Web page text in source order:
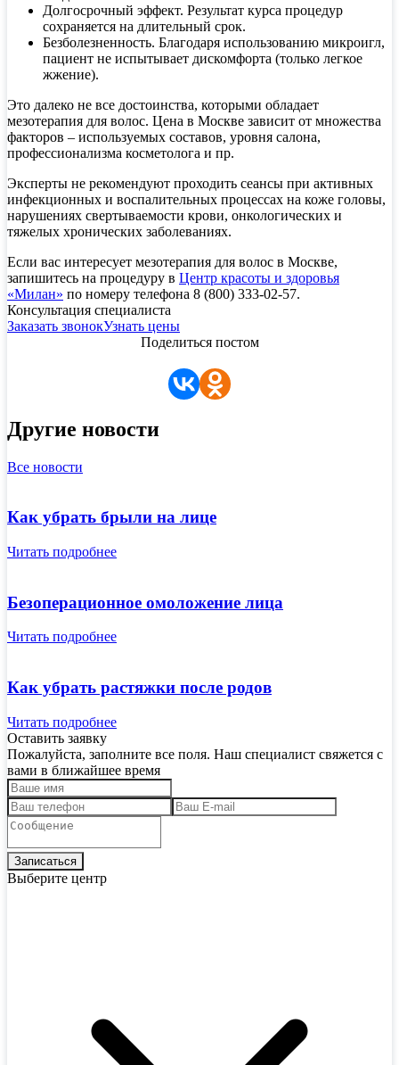
Долгосрочный эффект. Результат курса процедур
сохраняется на длительный срок.
Безболезненность. Благодаря использованию микроигл,
пациент не испытывает дискомфорта (только легкое
жжение).
Это далеко не все достоинства, которыми обладает
мезотерапия для волос. Цена в Москве зависит от множества
факторов – используемых составов, уровня салона,
профессионализма косметолога и пр.
Эксперты не рекомендуют проходить сеансы при активных
инфекционных и воспалительных процессах на коже головы,
нарушениях свертываемости крови, онкологических и
тяжелых хронических заболеваниях.
Если вас интересует мезотерапия для волос в Москве,
запишитесь на процедуру в Центр красоты и здоровья
«Милан» по номеру телефона 8 (800) 333-02-57.
Консультация специалиста
Заказать звонокУзнать цены
Поделиться постом
Другие новости
Все новости
Как убрать брыли на лице
Читать подробнее
Безоперационное омоложение лица
Читать подробнее
Как убрать растяжки после родов
Читать подробнее
Оставить заявку
Пожалуйста, заполните все поля. Наш специалист свяжется с
вами в ближайшее время
Выберите центр